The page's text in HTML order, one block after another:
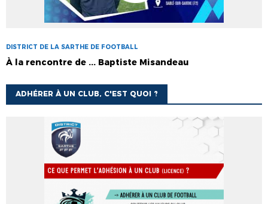
DISTRICT DE LA SARTHE DE FOOTBALL
À la rencontre de ... Baptiste Misandeau
ADHÉRER À UN CLUB, C'EST QUOI ?